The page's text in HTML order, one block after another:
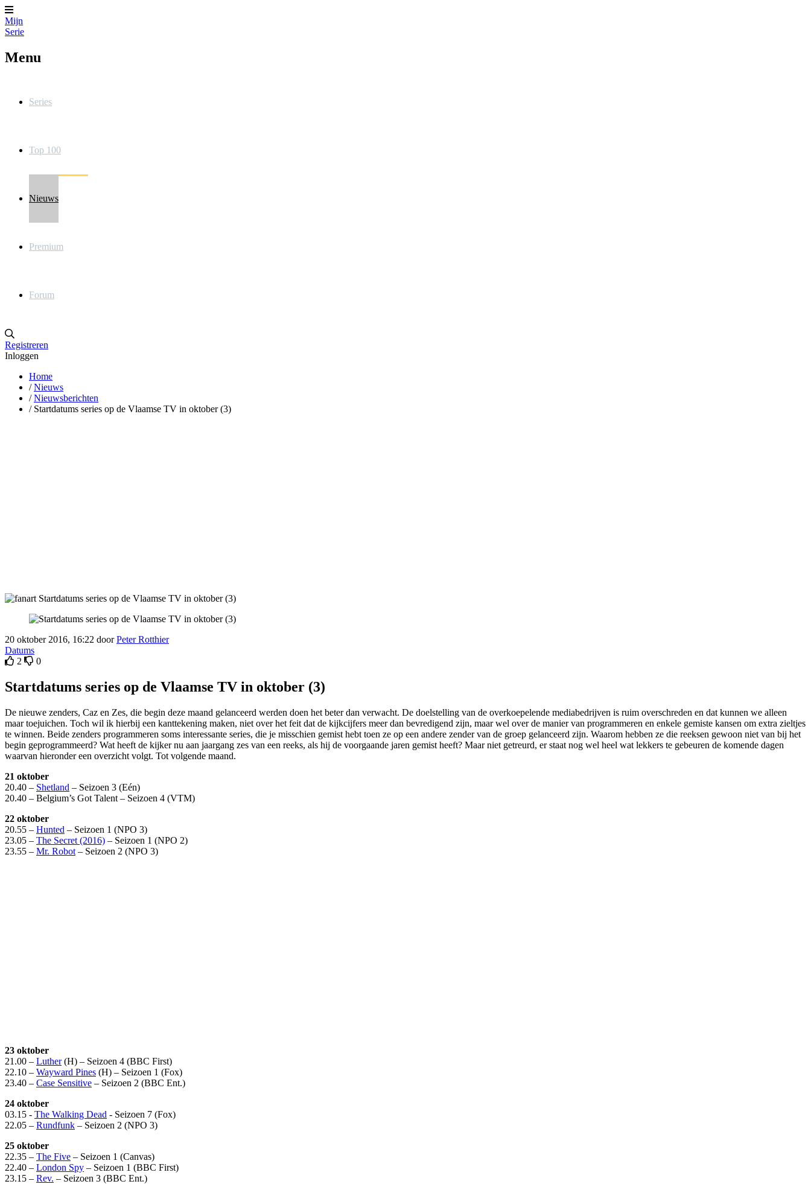
Mijn
Serie
Menu
Series
Top 100
Nieuws
Premium
Forum
Registreren
Inloggen
Home
/ Nieuws
/ Nieuwsberichten
/ Startdatums series op de Vlaamse TV in oktober (3)
20 oktober 2016, 16:22 doorPeter Rotthier
Datums
2
0
Startdatums series op de Vlaamse TV in oktober (3)
De nieuwe zenders, Caz en Zes, die begin deze maand gelanceerd werden doen het beter dan verwacht. De doelstelling van de overkoepelende mediabedrijven is ruim overschreden en dat kunnen we alleen
maar toejuichen. Toch wil ik hierbij een kanttekening maken, niet over het feit dat de kijkcijfers meer dan bevredigend zijn, maar wel over de manier van programmeren en enkele gemiste kansen om extra zieltjes
te winnen. Beide zenders programmeren soms interessante series, die je misschien gemist hebt toen ze op een andere zender van de groep gelanceerd zijn. Waarom hebben ze die reeksen gewoon niet van bij het
begin geprogrammeerd? Wat heeft de kijker nu aan jaargang zes van een reeks, als hij de voorgaande jaren gemist heeft? Maar niet getreurd, er staat nog wel heel wat lekkers te gebeuren de komende dagen
waarvan hieronder een overzicht volgt. Tot volgende maand.
21 oktober
20.40 – Shetland – Seizoen 3 (Eén)
20.40 – Belgium’s Got Talent – Seizoen 4 (VTM)
22 oktober
20.55 – Hunted – Seizoen 1 (NPO 3)
23.05 – The Secret (2016) – Seizoen 1 (NPO 2)
23.55 – Mr. Robot – Seizoen 2 (NPO 3)
23 oktober
21.00 – Luther(H) – Seizoen 4 (BBC First)
22.10 – Wayward Pines (H) – Seizoen 1 (Fox)
23.40 – Case Sensitive – Seizoen 2 (BBC Ent.)
24 oktober
03.15 - The Walking Dead - Seizoen 7 (Fox)
22.05 – Rundfunk – Seizoen 2 (NPO 3)
25 oktober
22.35 – The Five – Seizoen 1 (Canvas)
22.40 – London Spy – Seizoen 1 (BBC First)
23.15 – Rev. – Seizoen 3 (BBC Ent.)